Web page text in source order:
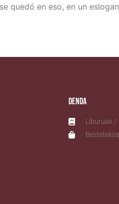
que­dó en eso, en un
Denda
Liburuak /